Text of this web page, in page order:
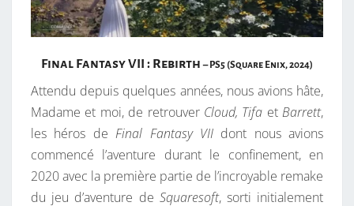
Final Fantasy VII : Rebirth– PS5 (Square Enix, 2024)
Attendu depuis quelques années, nous avions hâte,
Madame et moi, de retrouver Cloud, Tifa et Barrett,
les héros deFinal Fantasy VIIdont nous avions
commencé l’aventure durant le confinement, en
2020 avec la première partie de l’incroyable remake
du jeu d’aventure de Squaresoft, sorti initialement